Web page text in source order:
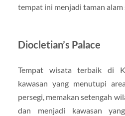
tempat ini menjadi taman alam
Diocletian’s Palace
Tempat wisata terbaik di
kawasan yang menutupi
persegi, memakan setengah
dan menjadi kawasan